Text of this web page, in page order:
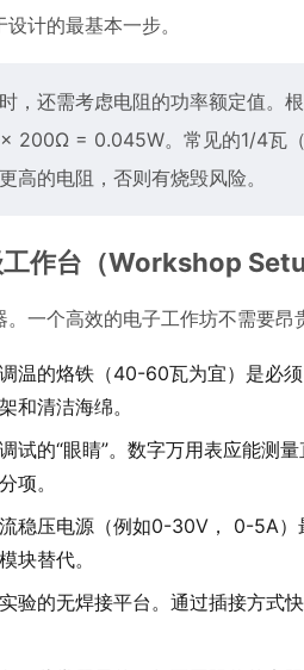
计的最基本一步。
，还需考虑电阻的功率额定值。
200Ω = 0.045W。常见的1/4瓦
高的电阻，否则有烧毁风险。
作台（Workshop
一个高效的电子工作坊不需要
调温的烙铁（40-60瓦为宜）是必
和清洁海绵。
试的“眼睛”。数字万用表应能测
项。
稳压电源（例如0-30V， 0-5A
块替代。
实验的无焊接平台。通过插接方式